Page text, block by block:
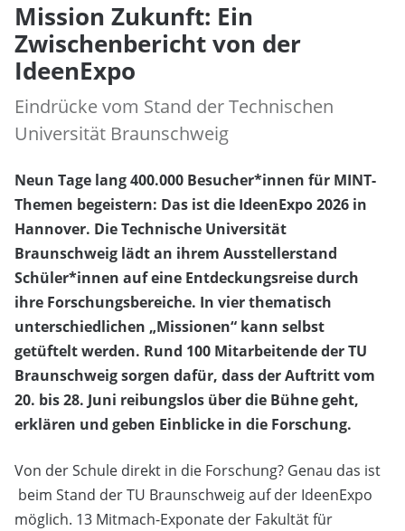
Mission Zukunft: Ein
Zwischenbericht von der
IdeenExpo
Eindrücke vom Stand der Technischen
Universität Braunschweig
Neun Tage lang 400.000 Besucher*innen für MINT-
Themen begeistern: Das ist die IdeenExpo 2026 in
Hannover. Die Technische Universität
Braunschweig lädt an ihrem Ausstellerstand
Schüler*innen auf eine Entdeckungsreise durch
ihre Forschungsbereiche. In vier thematisch
unterschiedlichen „Missionen“ kann selbst
getüftelt werden. Rund 100 Mitarbeitende der TU
Braunschweig sorgen dafür, dass der Auftritt vom
20. bis 28. Juni reibungslos über die Bühne geht,
erklären und geben Einblicke in die Forschung.
Von der Schule direkt in die Forschung? Genau das ist
beim Stand der TU Braunschweig auf der IdeenExpo
möglich. 13 Mitmach-Exponate der Fakultät für